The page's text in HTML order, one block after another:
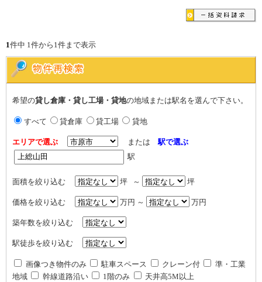
1件中 1件から1件まで表示
希望の貸し倉庫・貸し工場・貸地の地域または駅名を選んで下さい。
すべて 貸倉庫 貸工場 貸地
エリアで選ぶ または駅で選ぶ
駅
面積を絞り込む 坪 ～ 坪
価格を絞り込む 万円 ～ 万円
築年数を絞り込む
駅徒歩を絞り込む
画像つき物件のみ 駐車スペース クレーン付
準・工業
地域
幹線道路沿い 1階のみ 天井高5M以上